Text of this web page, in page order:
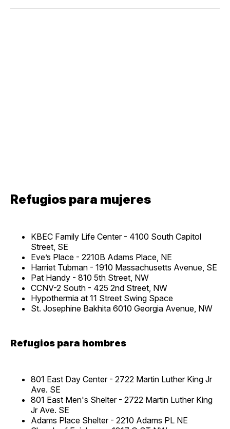
Refugios para mujeres
KBEC Family Life Center - 4100 South Capitol
Street, SE
Eve’s Place - 2210B Adams Place, NE
Harriet Tubman - 1910 Massachusetts Avenue, SE
Pat Handy - 810 5th Street, NW
CCNV-2 South - 425 2nd Street, NW
Hypothermia at 11 Street Swing Space
St. Josephine Bakhita 6010 Georgia Avenue, NW
Refugios para hombres
801 East Day Center - 2722 Martin Luther King Jr
Ave. SE
801 East Men's Shelter - 2722 Martin Luther King
Jr Ave. SE
Adams Place Shelter - 2210 Adams PL NE